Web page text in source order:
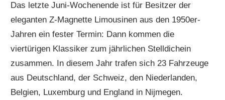
Das letzte Juni-Wochenende ist für Besitzer der
eleganten Z-Magnette Limousinen aus den 1950er-
Jahren ein fester Termin: Dann kommen die
viertürigen Klassiker zum jährlichen Stelldichein
zusammen. In diesem Jahr trafen sich 23 Fahrzeuge
aus Deutschland, der Schweiz, den Niederlanden,
Belgien, Luxemburg und England in Nijmegen.